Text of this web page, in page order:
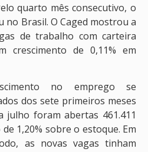
quarto mês consecutivo, o
no Brasil. O Caged mostrou a
de trabalho com carteira
crescimento de 0,11% em
no emprego se
dos sete primeiros meses
julho foram abertas 461.411
1,20% sobre o estoque. Em
as novas vagas tinham